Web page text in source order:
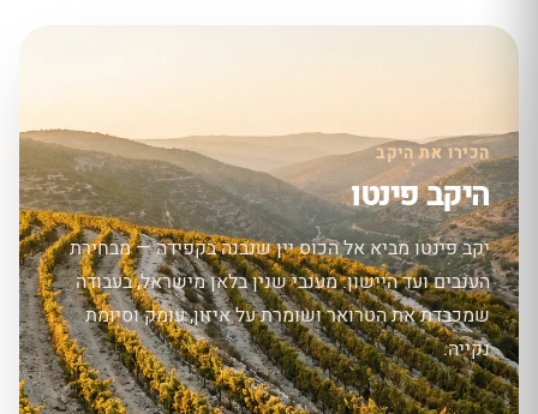
הכירו את היקב
היקב פינטו
יקב פינטו מביא אל הכוס יין שנבנה בקפידה — מבחירת
הענבים ועד היישון. מענבי שנין בלאן מישראל, בעבודה
שמכבדת את הטרואר ושומרת על איזון, עומק וסיומת
נקייה.